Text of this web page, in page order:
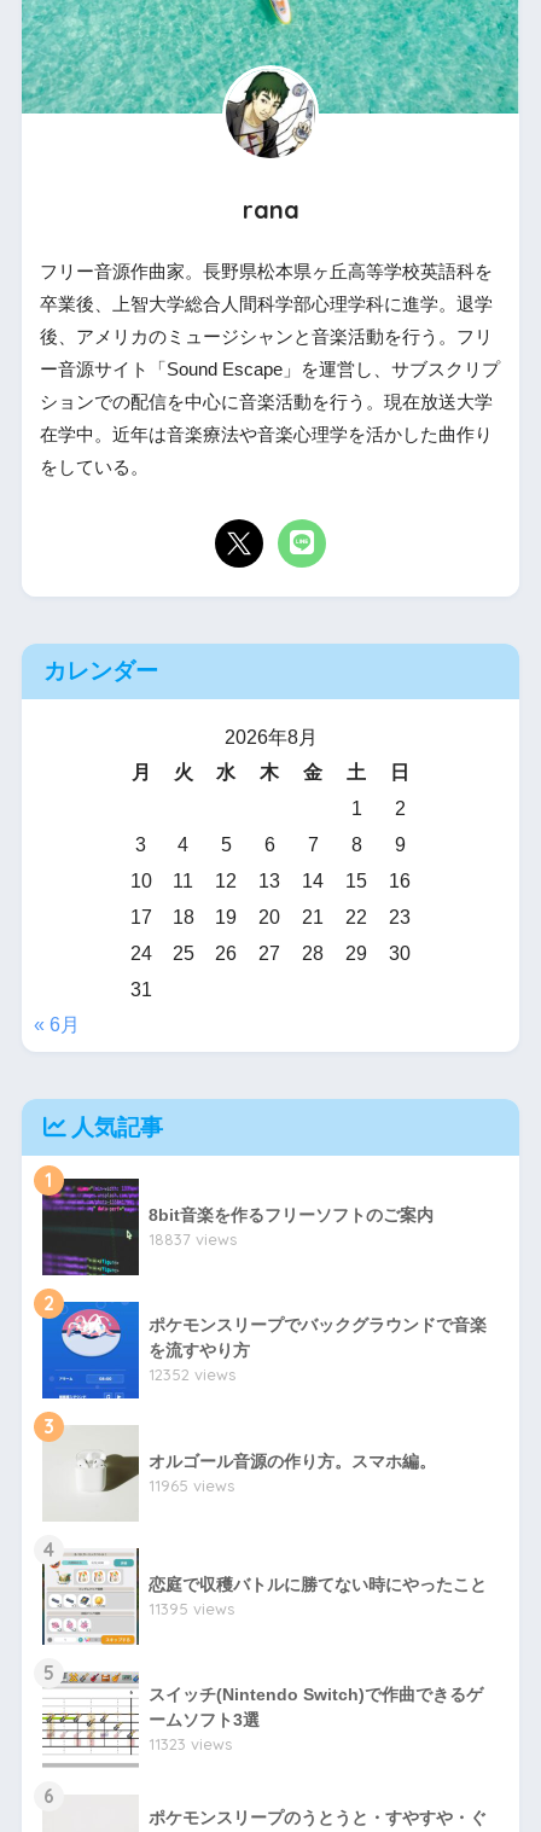
rana
フリー音源作曲家。長野県松本県ヶ丘高等学校英語科を
卒業後、上智大学総合人間科学部心理学科に進学。退学
後、アメリカのミュージシャンと音楽活動を行う。フリ
ー音源サイト「Sound Escape」を運営し、サブスクリプ
ションでの配信を中心に音楽活動を行う。現在放送大学
在学中。近年は音楽療法や音楽心理学を活かした曲作り
をしている。
カレンダー
2026年8月
月
火 水 木 金 土
日
1
2
3
4 5 6 7 8
9
10
11 12 13 14 15
16
17
18 19 20 21 22
23
24
25 26 27 28 29
30
31
« 6月
人気記事
1
8bit音楽を作るフリーソフトのご案内
18837 views
2
ポケモンスリープでバックグラウンドで音楽
を流すやり方
12352 views
3
オルゴール音源の作り方。スマホ編。
11965 views
4
恋庭で収穫バトルに勝てない時にやったこと
11395 views
5
スイッチ(Nintendo Switch)で作曲できるゲ
ームソフト3選
11323 views
6
ポケモンスリープのうとうと・すやすや・ぐ